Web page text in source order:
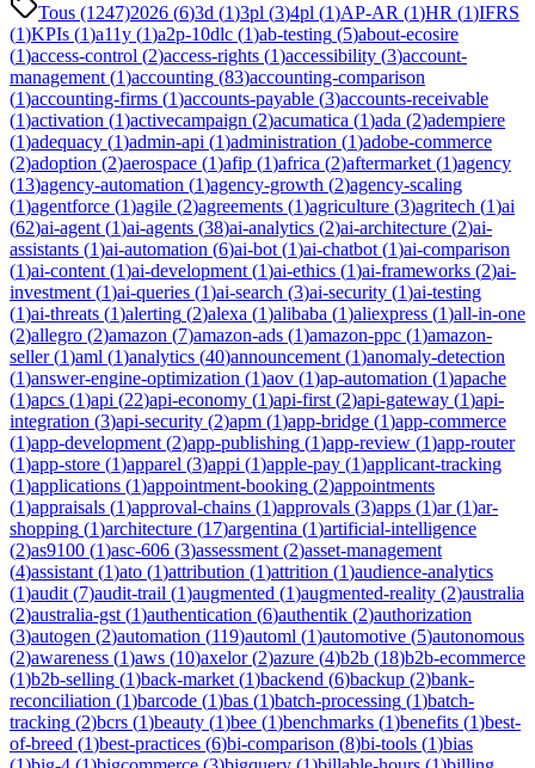
Tous (1247)2026 (6)3d (1)3pl (3)4pl (1)AP-AR (1)HR (1)IFRS
(1)KPIs (1)a11y (1)a2p-10dlc (1)ab-testing (5)about-ecosire
(1)access-control (2)access-rights (1)accessibility (3)account-
management (1)accounting (83)accounting-comparison
(1)accounting-firms (1)accounts-payable (3)accounts-receivable
(1)activation (1)activecampaign (2)acumatica (1)ada (2)adempiere
(1)adequacy (1)admin-api (1)administration (1)adobe-commerce
(2)adoption (2)aerospace (1)afip (1)africa (2)aftermarket (1)agency
(13)agency-automation (1)agency-growth (2)agency-scaling
(1)agentforce (1)agile (2)agreements (1)agriculture (3)agritech (1)ai
(62)ai-agent (1)ai-agents (38)ai-analytics (2)ai-architecture (2)ai-
assistants (1)ai-automation (6)ai-bot (1)ai-chatbot (1)ai-comparison
(1)ai-content (1)ai-development (1)ai-ethics (1)ai-frameworks (2)ai-
investment (1)ai-queries (1)ai-search (3)ai-security (1)ai-testing
(1)ai-threats (1)alerting (2)alexa (1)alibaba (1)aliexpress (1)all-in-one
(2)allegro (2)amazon (7)amazon-ads (1)amazon-ppc (1)amazon-
seller(1)aml (1)analytics (40)announcement (1)anomaly-detection
(1)answer-engine-optimization (1)aov (1)ap-automation (1)apache
(1)apcs (1)api (22)api-economy (1)api-first (2)api-gateway (1)api-
integration (3)api-security (2)apm (1)app-bridge (1)app-commerce
(1)app-development (2)app-publishing (1)app-review (1)app-router
(1)app-store (1)apparel (3)appi (1)apple-pay (1)applicant-tracking
(1)applications (1)appointment-booking (2)appointments
(1)appraisals (1)approval-chains (1)approvals (3)apps (1)ar(1)ar-
shopping (1)architecture (17)argentina (1)artificial-intelligence
(2)as9100 (1)asc-606 (3)assessment (2)asset-management
(4)assistant (1)ato (1)attribution (1)attrition (1)audience-analytics
(1)audit (7)audit-trail (1)augmented (1)augmented-reality (2)australia
(2)australia-gst (1)authentication (6)authentik (2)authorization
(3)autogen (2)automation (119)automl (1)automotive (5)autonomous
(2)awareness (1)aws (10)axelor(2)azure (4)b2b (18)b2b-ecommerce
(1)b2b-selling (1)back-market (1)backend (6)backup (2)bank-
reconciliation (1)barcode (1)bas (1)batch-processing (1)batch-
tracking (2)bcrs (1)beauty (1)bee (1)benchmarks (1)benefits (1)best-
of-breed (1)best-practices (6)bi-comparison (8)bi-tools (1)bias